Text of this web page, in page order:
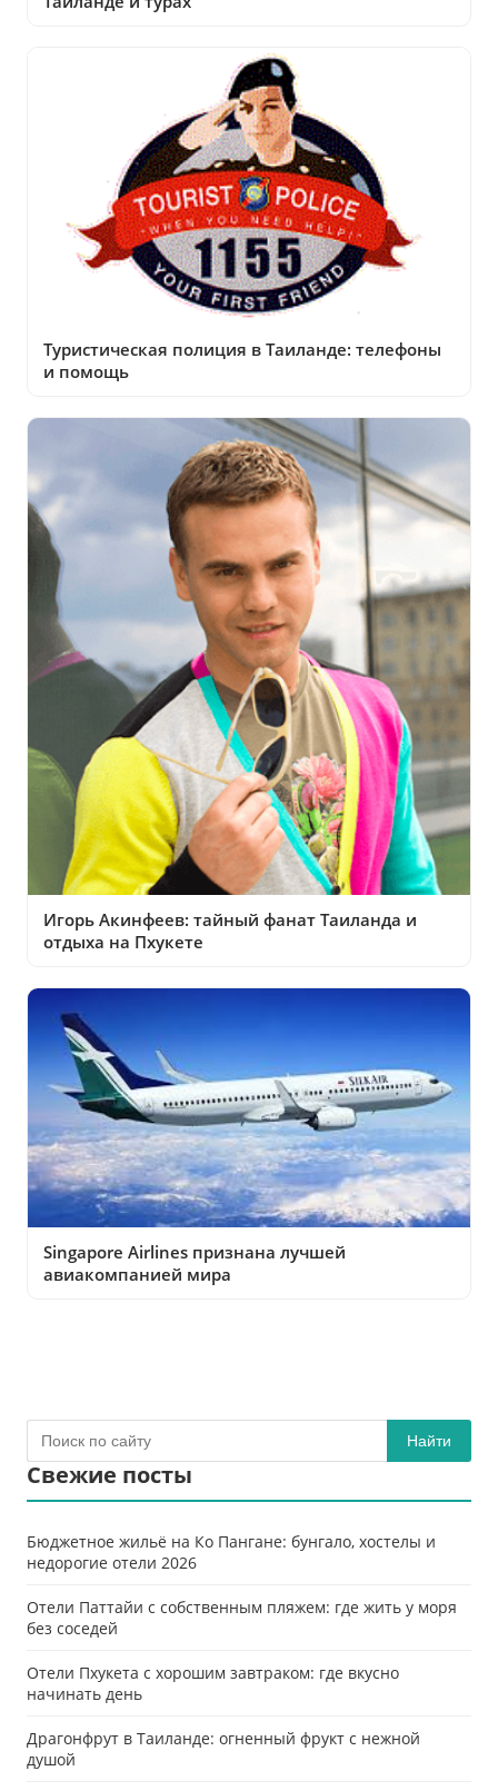
Туристическая полиция в Таиланде: телефоны
и помощь
Игорь Акинфеев: тайный фанат Таиланда и
отдыха на Пхукете
Singapore Airlines признана лучшей
авиакомпанией мира
Найти
Свежие посты
Бюджетное жильё на Ко Пангане: бунгало, хостелы и
недорогие отели 2026
Отели Паттайи с собственным пляжем: где жить у моря
без соседей
Отели Пхукета с хорошим завтраком: где вкусно
начинать день
Драгонфрут в Таиланде: огненный фрукт с нежной
душой